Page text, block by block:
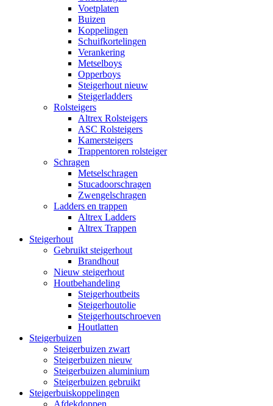
Voetplaten
Buizen
Koppelingen
Schuifkortelingen
Verankering
Metselboys
Opperboys
Steigerhout nieuw
Steigerladders
Rolsteigers
Altrex Rolsteigers
ASC Rolsteigers
Kamersteigers
Trappentoren rolsteiger
Schragen
Metselschragen
Stucadoorschragen
Zwengelschragen
Ladders en trappen
Altrex Ladders
Altrex Trappen
Steigerhout
Gebruikt steigerhout
Brandhout
Nieuw steigerhout
Houtbehandeling
Steigerhoutbeits
Steigerhoutolie
Steigerhoutschroeven
Houtlatten
Steigerbuizen
Steigerbuizen zwart
Steigerbuizen nieuw
Steigerbuizen aluminium
Steigerbuizen gebruikt
Steigerbuiskoppelingen
Afdekdoppen